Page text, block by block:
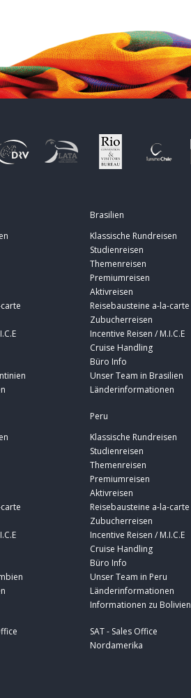
Brasilien
Klassische Rundreisen
Studienreisen
Themenreisen
Premiumreisen
Aktivreisen
Reisebausteine a-la-carte
Zubucherreisen
Incentive Reisen / M.I.C.E
Cruise Handling
Büro Info
Unser Team in Brasilien
Länderinformationen
Peru
Klassische Rundreisen
Studienreisen
Themenreisen
Premiumreisen
Aktivreisen
Reisebausteine a-la-carte
Zubucherreisen
Incentive Reisen / M.I.C.E
Cruise Handling
Büro Info
Unser Team in Peru
Länderinformationen
Informationen zu Bolivien
SAT - Sales Office
Nordamerika